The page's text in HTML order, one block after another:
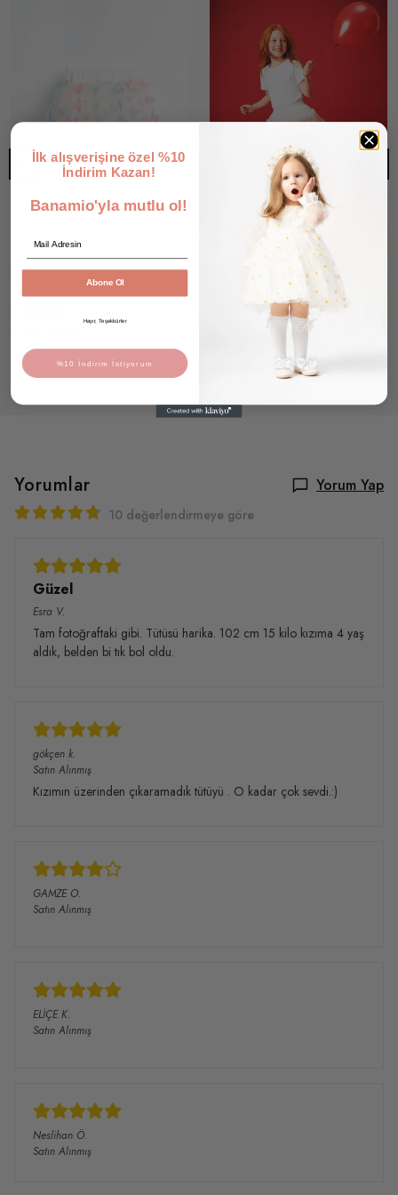
Lucie 3D Kelebek Detaylı Kız Çocuk Tütü Etek
1 değerlendirme
2 Renk 6 Beden
Yorumlar Yorum Yap
10 değerlendirmeye göre
Güzel
Esra V.
Tam fotoğraftaki gibi. Tütüsü harika. 102 cm 15 kilo kızıma 4 yaş
aldık, belden bi tık bol oldu.
gökçen k.
Satın Alınmış
Kızımın üzerinden çıkaramadık tütüyü . O kadar çok sevdi.:)
GAMZE O.
Satın Alınmış
ELİÇE K.
Satın Alınmış
Neslihan Ö.
Satın Alınmış
İlk alışverişine özel %10
İndirim Kazan!
Banamio'yla mutlu ol!
Abone Ol
Hayır, Teşekkürler
%10 İndirim İstiyorum